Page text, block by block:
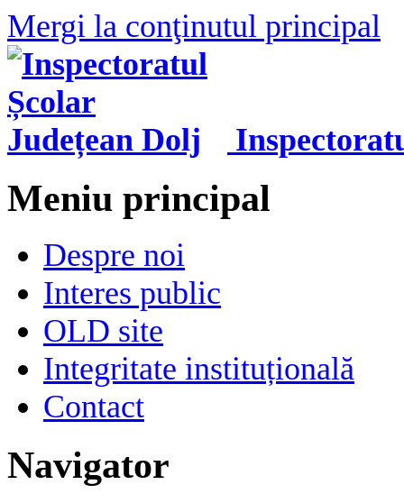
Mergi la conţinutul principal
Meniu principal
Despre noi
Interes public
OLD site
Integritate instituțională
Contact
Navigator